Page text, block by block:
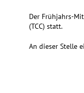
Der Frühjahrs-
(TCC) statt.
An dieser Stelle